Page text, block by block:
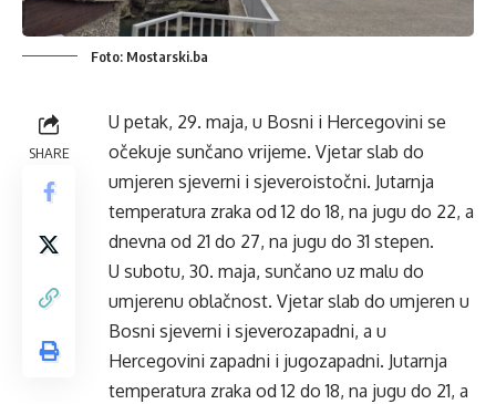
Foto: Mostarski.ba
SHARE
U petak, 29. maja, u Bosni i Hercegovini se
očekuje sunčano vrijeme. Vjetar slab do
umjeren sjeverni i sjeveroistočni. Jutarnja
temperatura zraka od 12 do 18, na jugu do 22, a
dnevna od 21 do 27, na jugu do 31 stepen.
U subotu, 30. maja, sunčano uz malu do
umjerenu oblačnost. Vjetar slab do umjeren u
Bosni sjeverni i sjeverozapadni, a u
Hercegovini zapadni i jugozapadni. Jutarnja
temperatura zraka od 12 do 18, na jugu do 21, a